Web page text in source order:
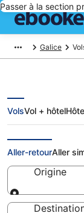
Passer à la section
Galice
Vols pas
VolsVol + hôtel
Aller-retourAller
Origine
Origine